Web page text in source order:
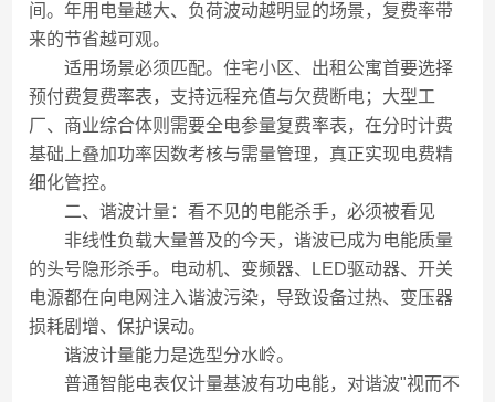
间。年用电量越大、负荷波动越明显的场景，复费率带
来的节省越可观。
适用场景必须匹配。住宅小区、出租公寓首要选择
预付费复费率表，支持远程充值与欠费断电；大型工
厂、商业综合体则需要全电参量复费率表，在分时计费
基础上叠加功率因数考核与需量管理，真正实现电费精
细化管控。
二、谐波计量：看不见的电能杀手，必须被看见
非线性负载大量普及的今天，谐波已成为电能质量
的头号隐形杀手。电动机、变频器、LED驱动器、开关
电源都在向电网注入谐波污染，导致设备过热、变压器
损耗剧增、保护误动。
谐波计量能力是选型分水岭。
普通智能电表仅计量基波有功电能，对谐波"视而不